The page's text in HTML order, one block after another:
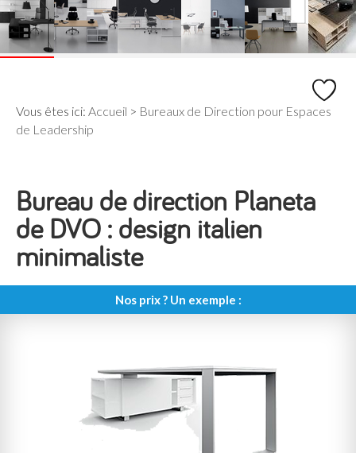
Vous êtes ici: Accueil > Bureaux de Direction pour Espaces
de Leadership
Bureau de direction Planeta
de DVO : design italien
minimaliste
Nos prix ? Un exemple :